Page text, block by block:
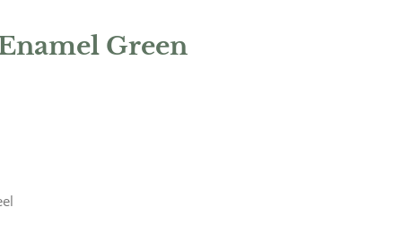
Green